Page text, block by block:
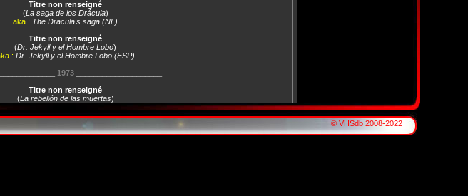
Titre non renseigné
(La saga de los Drácula)
aka : The Dracula's saga (NL)
Titre non renseigné
(Dr. Jekyll y el Hombre Lobo)
: Dr. Jekyll y el Hombre Lobo (ESP)
1973____________________
Titre non renseigné
(La rebelión de las muertas)
of the Zombies (NL) / Zombies blodhaevn (DEN) / Zombies blodshämnd
(SUE)
Titre non renseigné
© VHSdb 2008-2022